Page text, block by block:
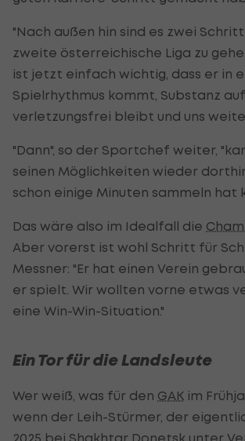
"Nach außen hin sind es zwei
zweite österreichische Liga zu
ist jetzt einfach wichtig, dass er in
Spielrhythmus kommt, Substanz
verletzungsfrei bleibt und uns
"Dann", so der Sportchef weiter,
seinen Möglichkeiten wieder
schon einige Minuten sammeln hat
Das wäre also im Idealfall die
Aber vorerst ist wohl Schritt für
Messner: "Er hat einen Verein
er spielt. Wir wollten vorne etwas
eine Win-Win-Situation."
Ein Tor für die Landsleute
Wer weiß, was für den GAK im
wenn der Leih-Stürmer, der
2025 bei Shakhtar Donetsk unter